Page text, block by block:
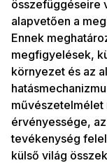
összefüggéseire
alapvetően a
Ennek
megfigyelések,
környezet és az
művészetelmélet
érvényessége,
tevékenység
külső világ